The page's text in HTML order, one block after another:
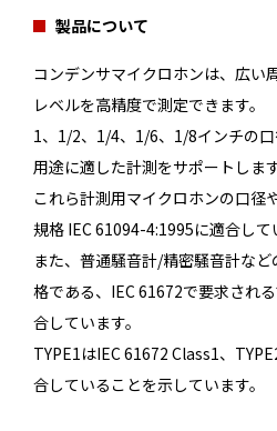
製品について
コンデンサマイクロホンは、広い
レベルを高精度で測定できます。
1、1/2、1/4、1/6、1/8インチの口
用途に適した計測をサポートします
これら計測用マイクロホンの口径
規格 IEC 61094-4:1995に適合して
また、普通騒音計/精密騒音計な
格である、IEC 61672で要求され
合しています。
TYPE1はIEC 61672 Class1、
合していることを示しています。